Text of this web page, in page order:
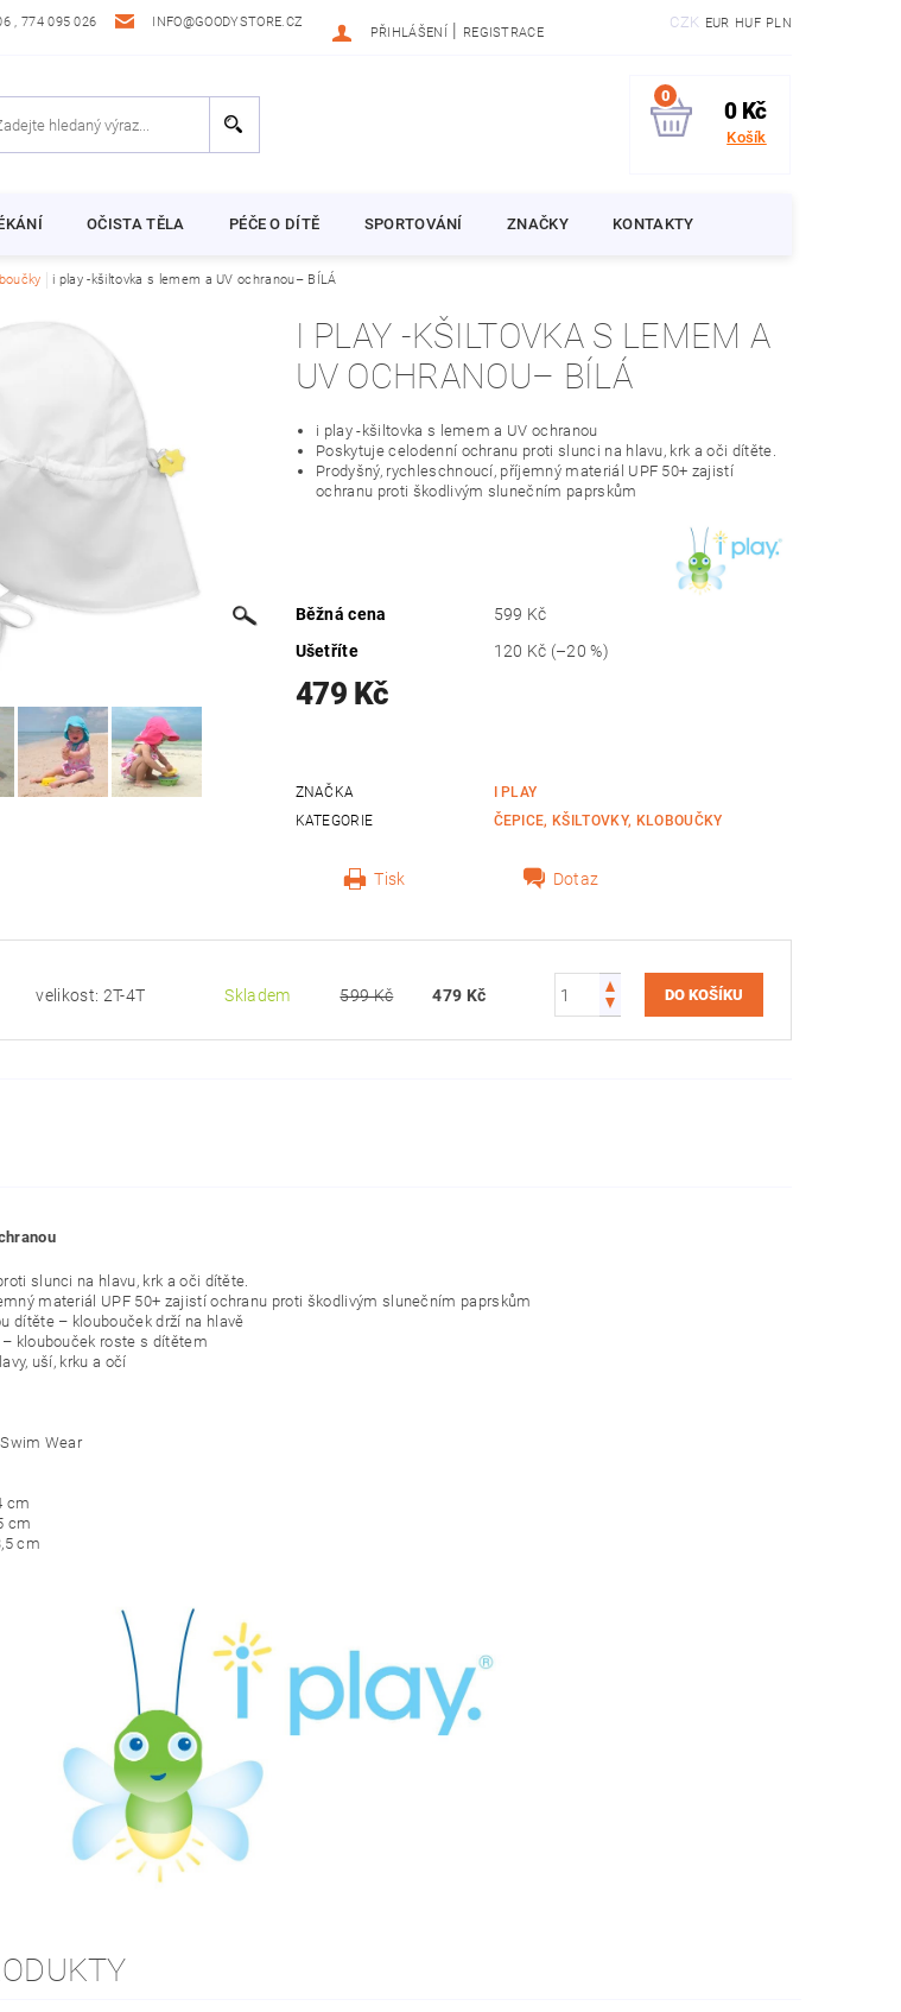
, 774 095 026 INFO@GOODYSTORE.CZ CZK EUR HUF PLN
PŘIHLÁŠENÍ | REGISTRACE
0
0 Kč
Košík
OČISTA TĚLA PÉČE O DÍTĚ SPORTOVÁNÍ ZNAČKY KONTAKTY
i play -kšiltovka s lemem a UV ochranou– BÍLÁ
I PLAY -KŠILTOVKA S LEMEM A
UV OCHRANOU– BÍLÁ
i play -kšiltovka s lemem a UV ochranou
Poskytuje celodenní ochranu proti slunci na hlavu, krk a oči dítěte.
Prodyšný, rychleschnoucí, příjemný materiál UPF 50+ zajistí
ochranu proti škodlivým slunečním paprskům
Běžná cena
599 Kč
Ušetříte
120 Kč (–20 %)
479 Kč
ZNAČKA
I PLAY
KATEGORIE
ČEPICE, KŠILTOVKY, KLOBOUČKY
Tisk Dotaz
velikost: 2T-4T Skladem 599 Kč 479 Kč
slunci na hlavu, krk a oči dítěte.
materiál UPF 50+ zajistí ochranu proti škodlivým slunečním paprskům
dítěte – kloubouček drží na hlavě
kloubouček roste s dítětem
uší, krku a očí
Wear
cm
cm
cm